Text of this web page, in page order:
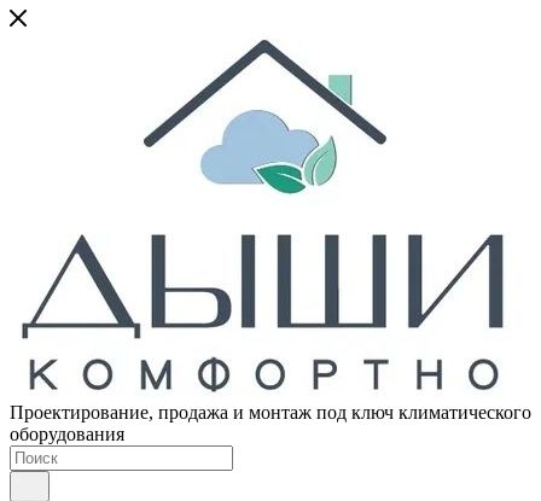
Проектирование, продажа и монтаж под ключ климатического
оборудования